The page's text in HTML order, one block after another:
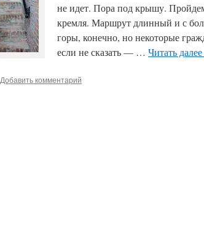
не идет. Пора под крышу.
кремля. Маршрут длинный и с
горы, конечно, но некоторые
если не сказать — … Читать далее
Добавить комментарий